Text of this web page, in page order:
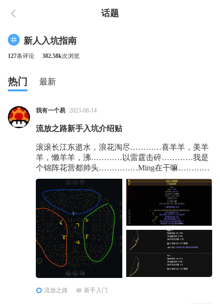
话题
新人入坑指南
127条评论 382.58k次浏览
热门 最新
我有一个易 2023-08-14
流放之路新手入坑介绍贴
滚滚长江东逝水，浪花淘尽…………喜羊羊，美羊
羊，懒羊羊，沸…………以雷霆击碎…………我是
个锦阵花营都帅头……………Ming在干嘛…………
开炮！！！ 众所周知，流放之路是一款门槛较高的
游戏，学习成本很高，特别是那个出名的有上千点
密密麻麻的天赋树，让很多小伙伴望而却步。但其
实也就那么回事儿，设计师就算整的头发都没了这
游戏咱照样能一根头发不掉把他给看光光。 这个帖
子是一个入门贴，旨在帮助想入坑的小伙伴快
流放之路 新手入门